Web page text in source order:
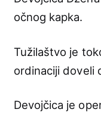
očnog kapka.
Tužilaštvo je
ordinaciji doveli
Devojčica je